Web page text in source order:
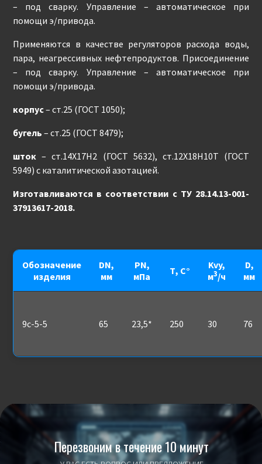
– под сварку. Управление – автоматическое при
помощи э/привода.
Применяются в качестве регуляторов расхода воды,
пара, неагрессивных нефтепродуктов. Присоединение
– под сварку. Управление – автоматическое при
помощи э/привода.
корпус– ст.25 (ГОСТ 1050);
бугель – ст.25 (ГОСТ 8479);
шток – ст.14Х17Н2 (ГОСТ 5632), ст.12Х18Н10Т (ГОСТ
5949) с каталитической азотацией.
Изготавливаются в соответствии с ТУ 28.14.13-001-
37913617-2018.
Обозначение
изделия
DN,
мм
PN,
мПа
Т, С°
Kvy,
м3/ч
D,
мм
9с-5-5 65 23,5* 250 30 76
Перезвоним в течение 10 минут